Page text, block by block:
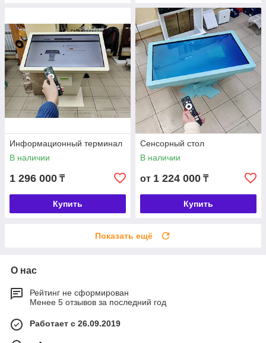
Информационный терминал
В наличии
1 296 000 ₸
Купить
Сенсорный стол
В наличии
от 1 224 000 ₸
Купить
Показать ещё
О нас
Рейтинг не сформирован
Менее 5 отзывов за последний год
Работает с 26.09.2019